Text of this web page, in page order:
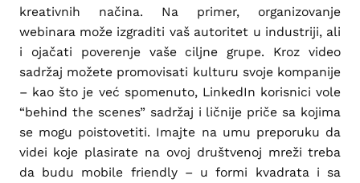
kreativnih načina. Na primer, organizovanje
webinara može izgraditi vaš autoritet u industriji, ali
i ojačati poverenje vaše ciljne grupe. Kroz video
sadržaj možete promovisati kulturu svoje kompanije
– kao što je već spomenuto, LinkedIn korisnici vole
“behind the scenes” sadržaj i ličnije priče sa kojima
se mogu poistovetiti. Imajte na umu preporuku da
videi koje plasirate na ovoj društvenoj mreži treba
da budu mobile friendly – u formi kvadrata i sa